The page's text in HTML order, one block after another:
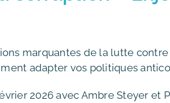
marquantes de la lutte
adapter vos politiques
2026 avec Ambre Steyer et